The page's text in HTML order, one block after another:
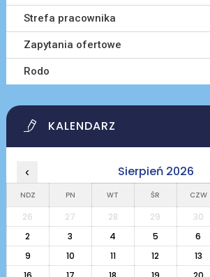
Strefa pracownika
Zapytania ofertowe
Rodo
KALENDARZ
‹ Sierpień 2026
NDZ PN WT ŚR CZW
26 27 28 29 30
2
3 4 5 6
9
10 11 12 13